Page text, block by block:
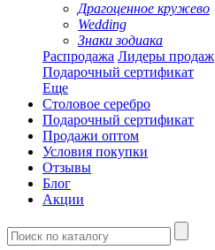
Драгоценное кружево
Wedding
Знаки зодиака
Распродажа Лидеры продаж
Подарочный сертификат
Еще
Столовое серебро
Подарочный сертификат
Продажи оптом
Условия покупки
Отзывы
Блог
Акции